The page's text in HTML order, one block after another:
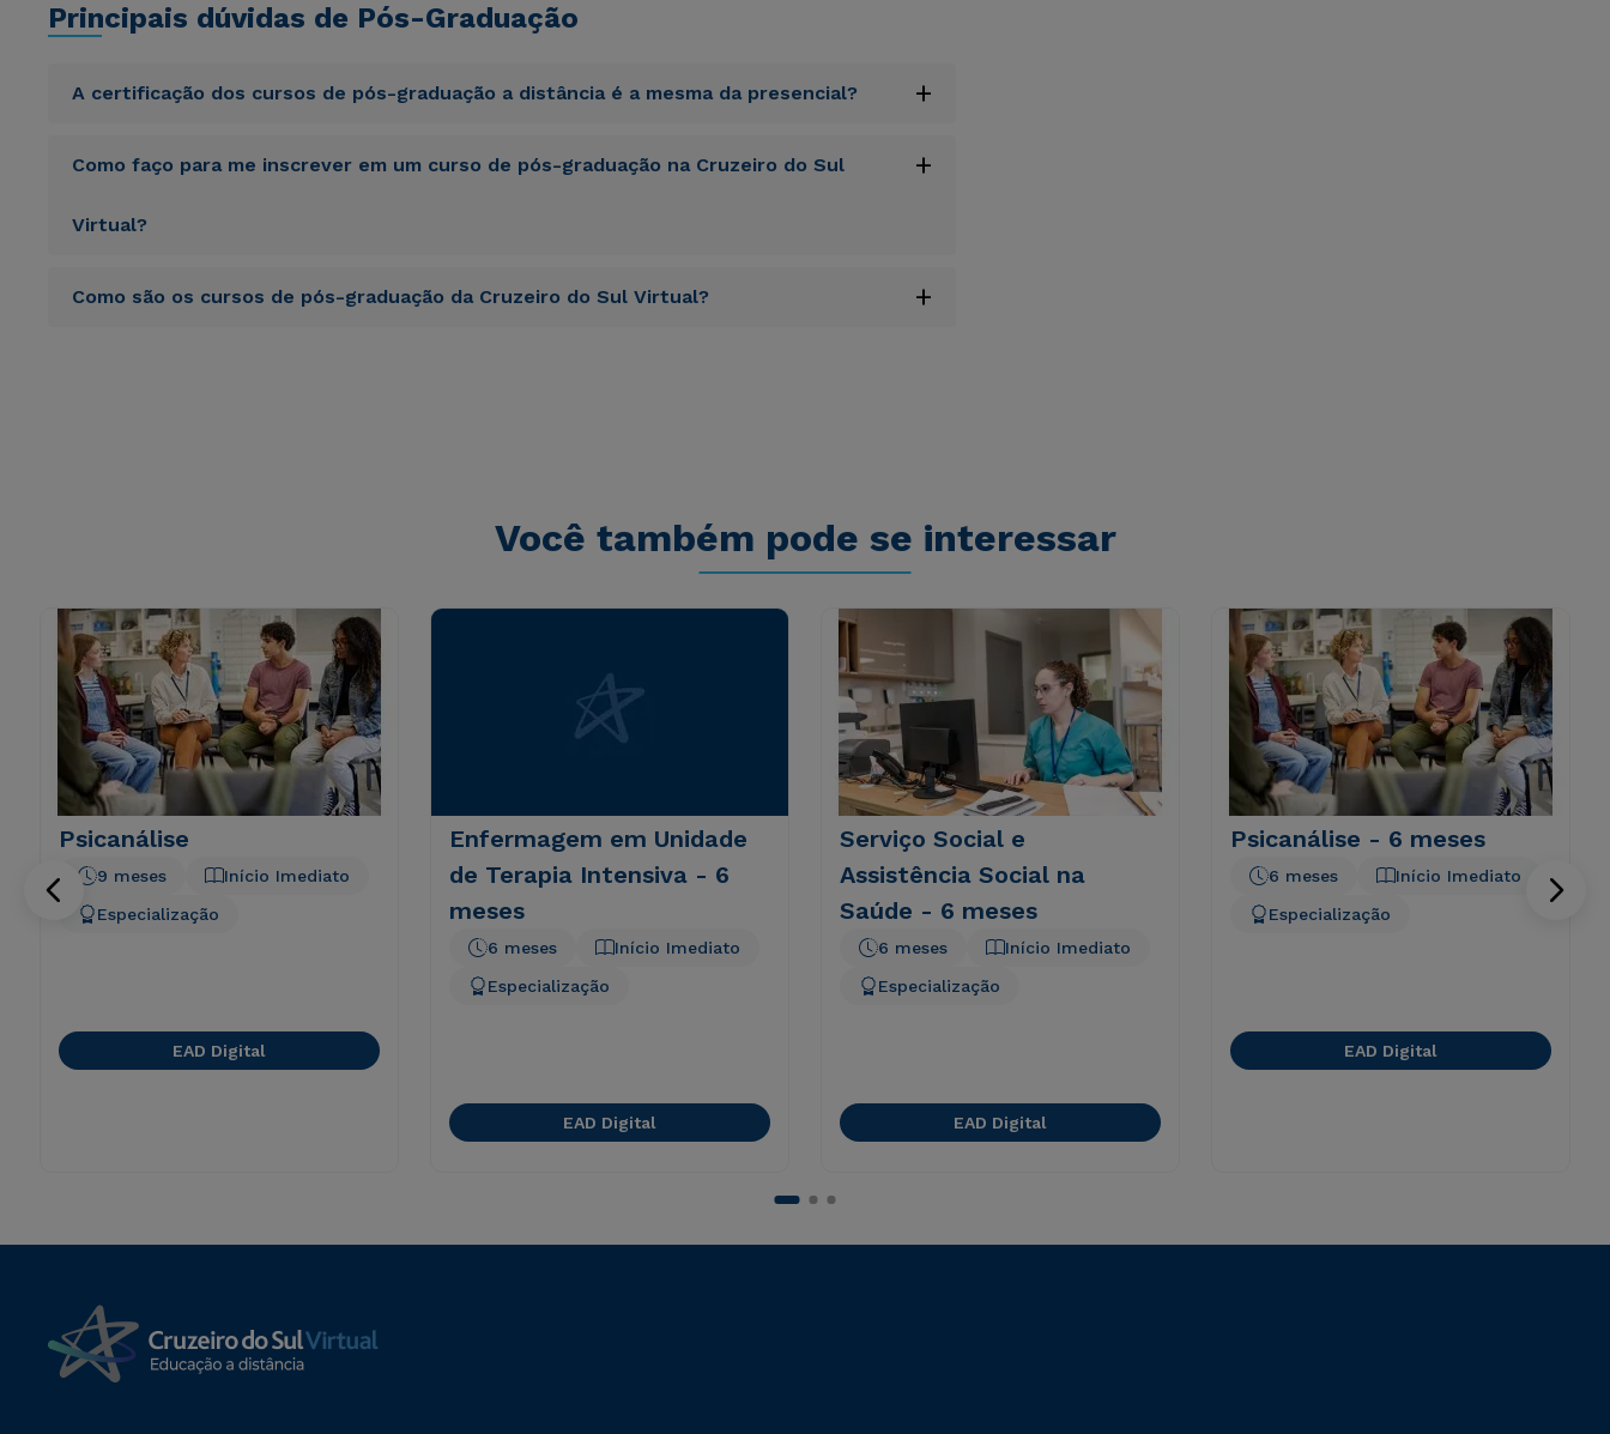
Principais dúvidas de Pós-Graduação
A certificação dos cursos de pós-graduação a distância é a mesma da presencial? +
totam rem aperiam, eaque ipsa quae ab illo inventore veritatis et quasi architecto beatae vitae dicta
consequuntur magni dolores eos qui ratione voluptatem sequi nesciunt.
Como faço para me inscrever em um curso de pós-graduação na Cruzeiro do Sul
Virtual?
+
totam rem aperiam, eaque ipsa quae ab illo inventore veritatis et quasi architecto beatae vitae dicta
Como são os cursos de pós-graduação da Cruzeiro do Sul Virtual? +
Você também pode se interessar
Psicanálise
Início Imediato
9 meses
Especialização
EAD Digital
Enfermagem em Unidade
de Terapia Intensiva - 6
meses
Início Imediato
6 meses
Especialização
EAD Digital
Serviço Social e
Assistência Social na
Saúde - 6 meses
Início Imediato
6 meses
Especialização
EAD Digital
Psicanálise - 6 meses
Início Imediato
6 meses
Especialização
EAD Digital